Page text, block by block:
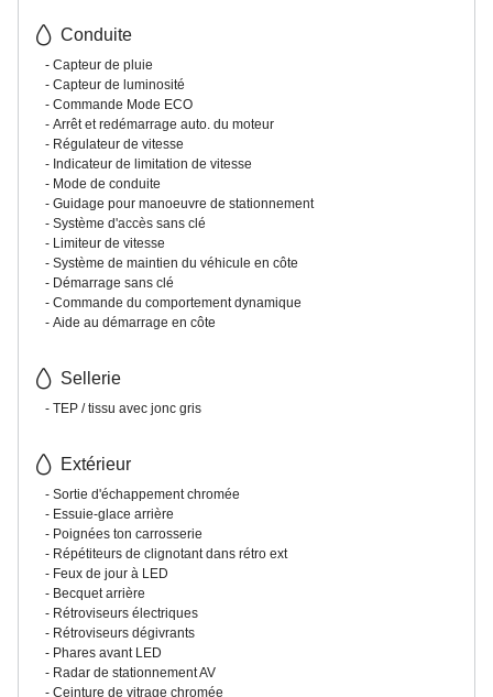
Conduite
Capteur de pluie
Capteur de luminosité
Commande Mode ECO
Arrêt et redémarrage auto. du moteur
Régulateur de vitesse
Indicateur de limitation de vitesse
Mode de conduite
Guidage pour manoeuvre de stationnement
Système d'accès sans clé
Limiteur de vitesse
Système de maintien du véhicule en côte
Démarrage sans clé
Commande du comportement dynamique
Aide au démarrage en côte
Sellerie
TEP / tissu avec jonc gris
Extérieur
Sortie d'échappement chromée
Essuie-glace arrière
Poignées ton carrosserie
Répétiteurs de clignotant dans rétro ext
Feux de jour à LED
Becquet arrière
Rétroviseurs électriques
Rétroviseurs dégivrants
Phares avant LED
Radar de stationnement AV
Ceinture de vitrage chromée